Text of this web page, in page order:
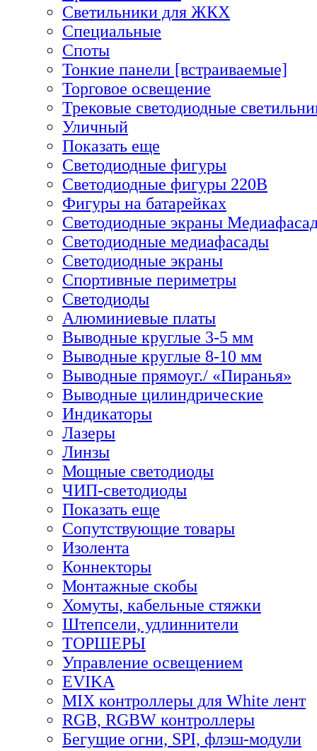
Светильники для ЖКХ
Специальные
Споты
Тонкие панели [встраиваемые]
Торговое освещение
Трековые светодиодные
Уличный
Показать еще
Светодиодные фигуры
Светодиодные фигуры 220В
Фигуры на батарейках
Светодиодные экраны
Светодиодные медиафасады
Светодиодные экраны
Спортивные периметры
Светодиоды
Алюминиевые платы
Выводные круглые 3-5 мм
Выводные круглые 8-10 мм
Выводные прямоуг./ «Пиранья»
Выводные цилиндрические
Индикаторы
Лазеры
Линзы
Мощные светодиоды
ЧИП-светодиоды
Показать еще
Сопутствующие товары
Изолента
Коннекторы
Монтажные скобы
Хомуты, кабельные стяжки
Штепсели, удлиннители
ТОРШЕРЫ
Управление освещением
EVIKA
MIX контроллеры для White лент
RGB, RGBW контроллеры
Бегущие огни, SPI, флэш-модули